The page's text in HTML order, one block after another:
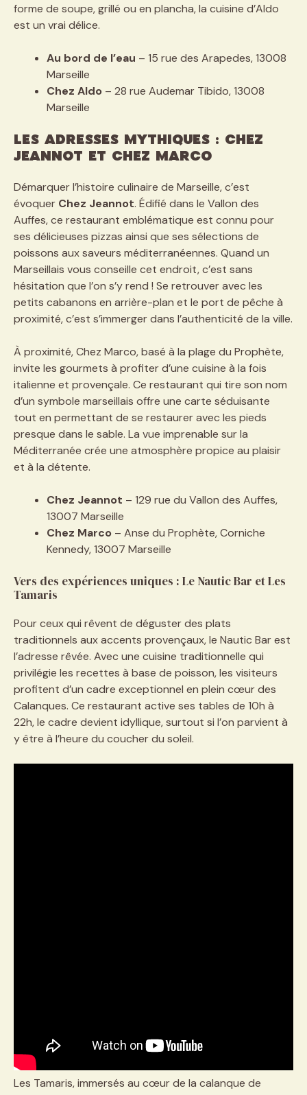
forme de soupe, grillé ou en plancha, la cuisine d’Aldo
est un vrai délice.
Au bord de l’eau – 15 rue des Arapedes, 13008
Marseille
Chez Aldo – 28 rue Audemar Tibido, 13008
Marseille
Les adresses mythiques : Chez
Jeannot et Chez Marco
Démarquer l’histoire culinaire de Marseille, c’est
évoquer Chez Jeannot. Édifié dans le Vallon des
Auffes, ce restaurant emblématique est connu pour
ses délicieuses pizzas ainsi que ses sélections de
poissons aux saveurs méditerranéennes. Quand un
Marseillais vous conseille cet endroit, c’est sans
hésitation que l’on s’y rend ! Se retrouver avec les
petits cabanons en arrière-plan et le port de pêche à
proximité, c’est s’immerger dans l’authenticité de la ville.
À proximité, Chez Marco, basé à la plage du Prophète,
invite les gourmets à profiter d’une cuisine à la fois
italienne et provençale. Ce restaurant qui tire son nom
d’un symbole marseillais offre une carte séduisante
tout en permettant de se restaurer avec les pieds
presque dans le sable. La vue imprenable sur la
Méditerranée crée une atmosphère propice au plaisir
et à la détente.
Chez Jeannot – 129 rue du Vallon des Auffes,
13007 Marseille
Chez Marco – Anse du Prophète, Corniche
Kennedy, 13007 Marseille
Vers des expériences uniques : Le Nautic Bar et Les
Tamaris
Pour ceux qui rêvent de déguster des plats
traditionnels aux accents provençaux, le Nautic Bar est
l’adresse rêvée. Avec une cuisine traditionnelle qui
privilégie les recettes à base de poisson, les visiteurs
profitent d’un cadre exceptionnel en plein cœur des
Calanques. Ce restaurant active ses tables de 10h à
22h, le cadre devient idyllique, surtout si l’on parvient à
y être à l’heure du coucher du soleil.
Les Tamaris, immersés au cœur de la calanque de